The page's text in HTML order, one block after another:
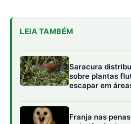
Recentemente, em Mato Grosso,
rica zona de transição entre a
articulação preventiva entre
setor produtivo evitou o corte de
monumental que abrigava um